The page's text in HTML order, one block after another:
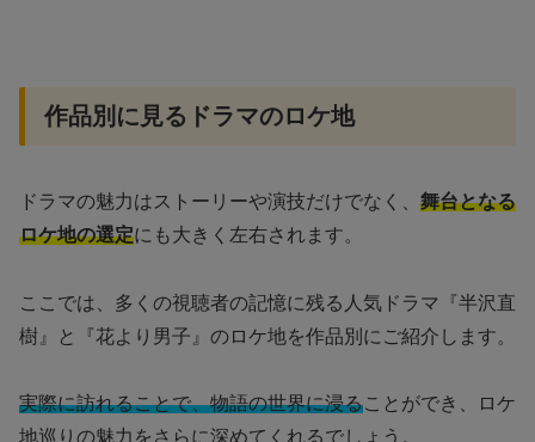
作品別に見るドラマのロケ地
ドラマの魅力はストーリーや演技だけでなく、 舞台となる
ロケ地の選定にも大きく左右されます。
ここでは、多くの視聴者の記憶に残る人気ドラマ『半沢直
樹』と『花より男子』のロケ地を作品別にご紹介します。
実際に訪れることで、物語の世界に浸ることができ、ロケ
地巡りの魅力をさらに深めてくれるでしょう。